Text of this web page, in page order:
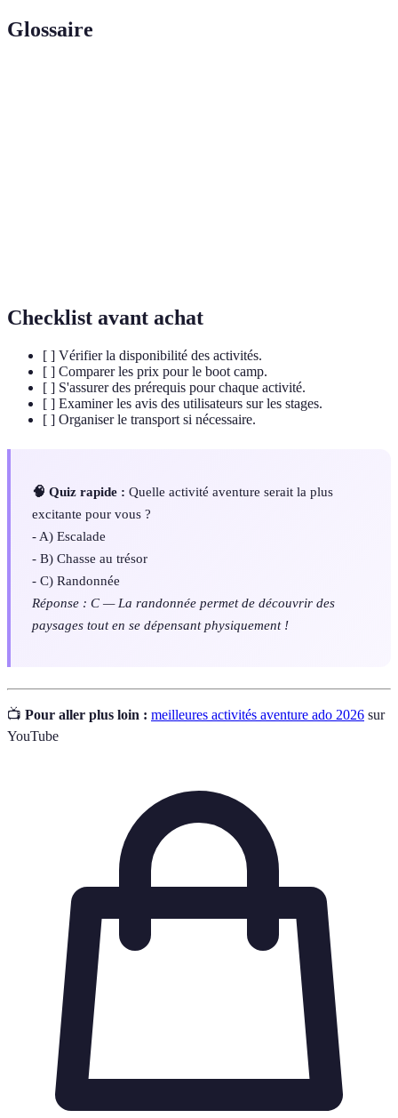
Glossaire
Checklist avant achat
[ ] Vérifier la disponibilité des activités.
[ ] Comparer les prix pour le boot camp.
[ ] S'assurer des prérequis pour chaque activité.
[ ] Examiner les avis des utilisateurs sur les stages.
[ ] Organiser le transport si nécessaire.
🧠 Quiz rapide : Quelle activité aventure serait la plus
excitante pour vous ?
- A) Escalade
- B) Chasse au trésor
- C) Randonnée
Réponse : C — La randonnée permet de découvrir des
paysages tout en se dépensant physiquement !
📺 Pour aller plus loin : meilleures activités aventure ado 2026 sur
YouTube